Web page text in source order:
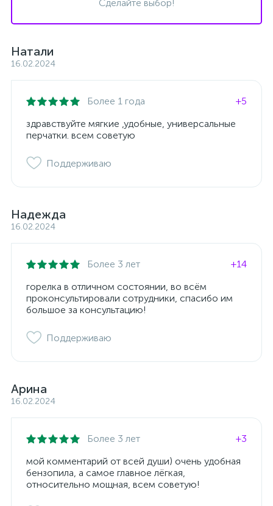
Сделайте выбор!
Натали
16.02.2024
Более 1 года
+5
здравствуйте мягкие ,удобные, универсальные
перчатки. всем советую
Поддерживаю
Надежда
16.02.2024
Более 3 лет
+14
горелка в отличном состоянии, во всём
проконсультировали сотрудники, спасибо им
большое за консультацию!
Поддерживаю
Арина
16.02.2024
Более 3 лет
+3
мой комментарий от всей души) очень удобная
бензопила, а самое главное лёгкая,
относительно мощная, всем советую!